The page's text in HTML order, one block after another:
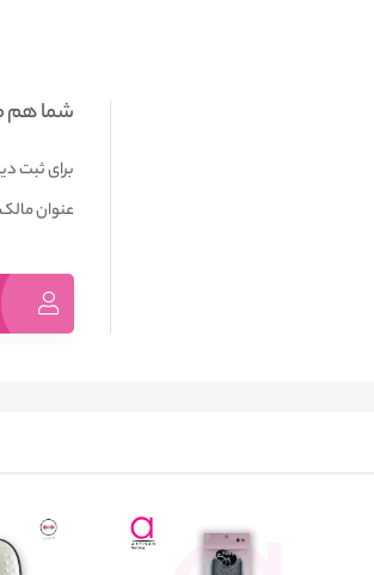
شما هم
برای ثبت
عنوان